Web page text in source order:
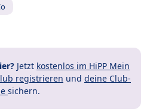
Jetzt kostenlos im HiPP Mein
registrieren und deine Club-
sichern.